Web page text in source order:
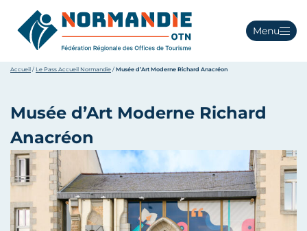
Menu
Accueil / Le Pass Accueil Normandie / Musée d’Art Moderne Richard Anacréon
Musée d’Art Moderne Richard
Anacréon